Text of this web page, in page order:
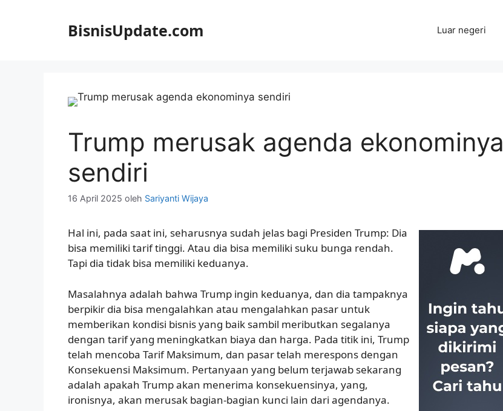
BisnisUpdate.com Luar negeri
Trump merusak agenda ekonominya
sendiri
16 April 2025 oleh Sariyanti Wijaya
Hal ini, pada saat ini, seharusnya sudah jelas bagi Presiden Trump: Dia
bisa memiliki tarif tinggi. Atau dia bisa memiliki suku bunga rendah.
Tapi dia tidak bisa memiliki keduanya.
Masalahnya adalah bahwa Trump ingin keduanya, dan dia tampaknya
berpikir dia bisa mengalahkan atau mengalahkan pasar untuk
memberikan kondisi bisnis yang baik sambil meributkan segalanya
dengan tarif yang meningkatkan biaya dan harga. Pada titik ini, Trump
telah mencoba Tarif Maksimum, dan pasar telah merespons dengan
Konsekuensi Maksimum. Pertanyaan yang belum terjawab sekarang
adalah apakah Trump akan menerima konsekuensinya, yang,
ironisnya, akan merusak bagian-bagian kunci lain dari agendanya.